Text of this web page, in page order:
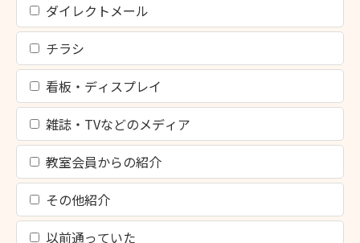
ダイレクトメール
チラシ
看板・ディスプレイ
雑誌・TVなどのメディア
教室会員からの紹介
その他紹介
以前通っていた